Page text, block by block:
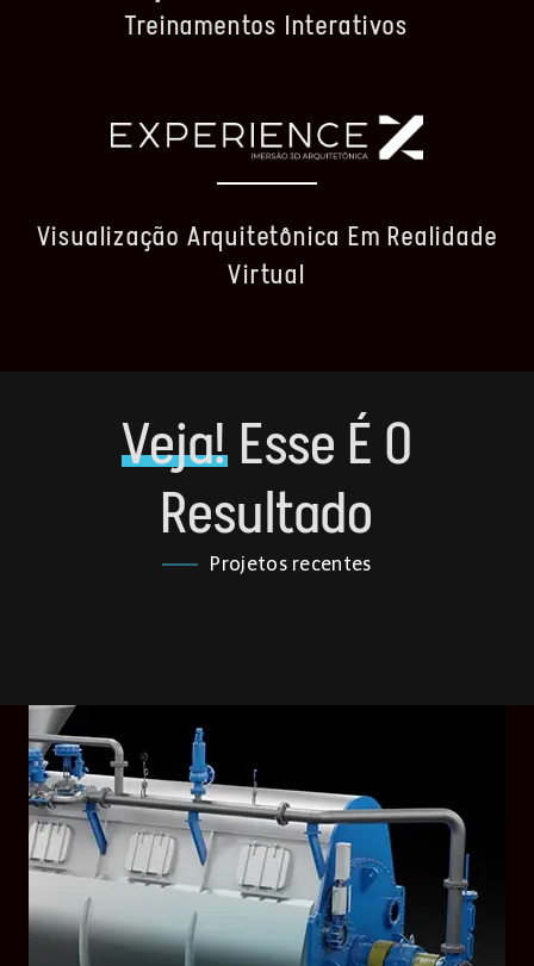
Treinamentos Interativos
Visualização Arquitetônica Em Realidade
Virtual
Veja! Esse É O
Resultado
Projetos recentes